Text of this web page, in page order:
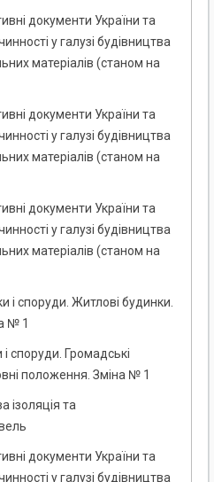
документи України та
у галузі будівництва
матеріалів (станом на
документи України та
у галузі будівництва
матеріалів (станом на
документи України та
у галузі будівництва
матеріалів (станом на
споруди. Житлові будинки.
№ 1
споруди. Громадські
положення. Зміна № 1
ізоляція та
документи України та
у галузі будівництва